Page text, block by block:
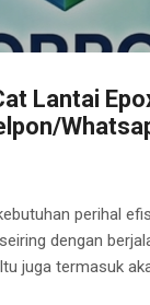
Lantai
perihal
dengan
juga termasuk